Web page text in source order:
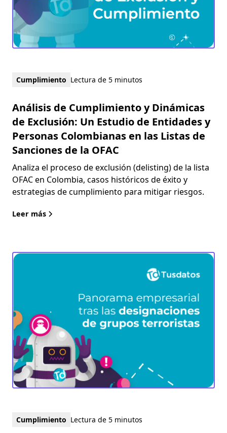
Cumplimiento Lectura de 5 minutos
Análisis de Cumplimiento y Dinámicas
de Exclusión: Un Estudio de Entidades y
Personas Colombianas en las Listas de
Sanciones de la OFAC
Analiza el proceso de exclusión (delisting) de la lista
OFAC en Colombia, casos históricos de éxito y
estrategias de cumplimiento para mitigar riesgos.
Leer más
Cumplimiento Lectura de 5 minutos